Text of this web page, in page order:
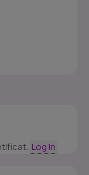
Log in